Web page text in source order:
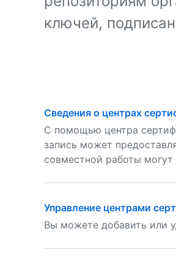
ключей,
Сведения о центрах
С помощью центра
запись может
совместной работы
Управление центрами
Вы можете добавить или